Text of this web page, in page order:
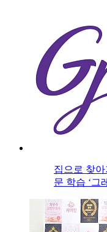
집으로 찾
문 학습 ‘그